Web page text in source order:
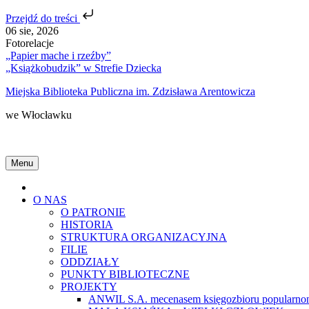
Przejdź do treści
Skip
to
content
06 sie, 2026
Fotorelacje
„Papier mache i rzeźby”
„Książkobudzik” w Strefie Dziecka
Miejska Biblioteka Publiczna im. Zdzisława Arentowicza
we Włocławku
Menu
O NAS
O PATRONIE
HISTORIA
STRUKTURA ORGANIZACYJNA
FILIE
ODDZIAŁY
PUNKTY BIBLIOTECZNE
PROJEKTY
ANWIL S.A. mecenasem księgozbioru